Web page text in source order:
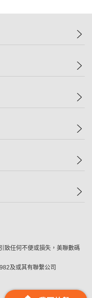
致任何不便或損失，美聯數碼
及或其有聯繫公司